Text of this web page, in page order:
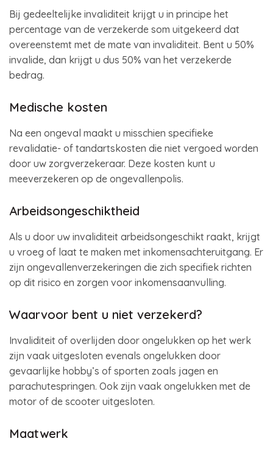
Bij gedeeltelijke invaliditeit krijgt u in principe het
percentage van de verzekerde som uitgekeerd dat
overeenstemt met de mate van invaliditeit. Bent u 50%
invalide, dan krijgt u dus 50% van het verzekerde
bedrag.
Medische kosten
Na een ongeval maakt u misschien specifieke
revalidatie- of tandartskosten die niet vergoed worden
door uw zorgverzekeraar. Deze kosten kunt u
meeverzekeren op de ongevallenpolis.
Arbeidsongeschiktheid
Als u door uw invaliditeit arbeidsongeschikt raakt, krijgt
u vroeg of laat te maken met inkomensachteruitgang. Er
zijn ongevallenverzekeringen die zich specifiek richten
op dit risico en zorgen voor inkomensaanvulling.
Waarvoor bent u niet verzekerd?
Invaliditeit of overlijden door ongelukken op het werk
zijn vaak uitgesloten evenals ongelukken door
gevaarlijke hobby’s of sporten zoals jagen en
parachutespringen. Ook zijn vaak ongelukken met de
motor of de scooter uitgesloten.
Maatwerk